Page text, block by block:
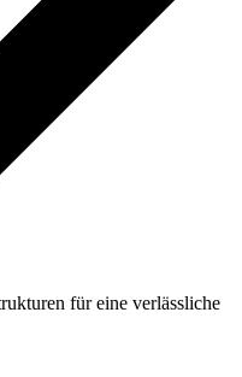
für eine verlässliche